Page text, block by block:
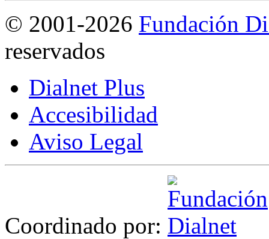
© 2001-2026 Fundación
reservados
Dialnet Plus
Accesibilidad
Aviso Legal
Coordinado por: